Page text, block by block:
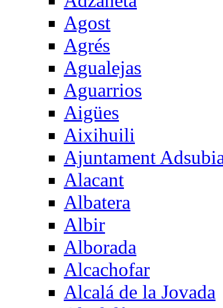
Agost
Agrés
Agualejas
Aguarrios
Aigües
Aixihuili
Ajuntament
Alacant
Albatera
Albir
Alborada
Alcachofar
Alcalá de la Jovada